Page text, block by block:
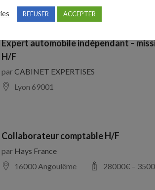
Expert automobile indépendant –
H/F
parCABINET EXPERTISES
Lyon 69001
Collaborateur comptable H/F
par Hays France
16000 Angoulême
28000€ –
REFUSER ACCEPTER